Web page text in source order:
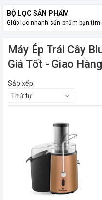
BỘ LỌC SẢN PHẨM
Giúp lọc nhanh sản phẩm bạn tìm
Máy Ép Trái Cây
Giá Tốt - Giao
Sắp xếp:
Thứ tự